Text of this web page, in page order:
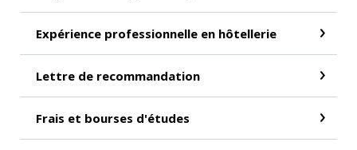
Expérience professionnelle en hôtellerie
Lettre de recommandation
Frais et bourses d'études